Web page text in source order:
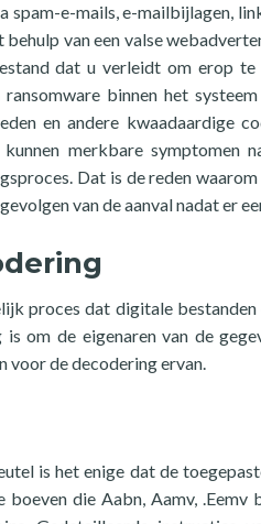
e-mails, e-mailbijlagen,
van een valse
dat u verleidt om erop
binnen het
en andere kwaadaardige
merkbare symptomen
Dat is de reden
van de aanval nadat er
proces dat digitale
om de eigenaren van de
voor de decodering ervan.
is het enige dat de
die Aabn, Aamv, .Eemv